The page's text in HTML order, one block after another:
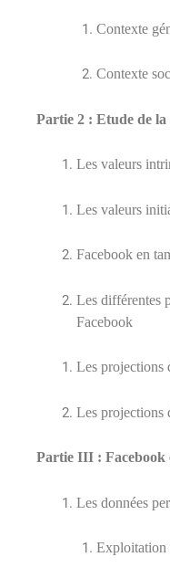
Contexte
Contexte
Partie 2 : Etude de
Les valeurs
Les valeurs
Facebook en
Les différentes
Facebook
Les projections
Les projections
Partie III : Facebook
Les données
Exploitation